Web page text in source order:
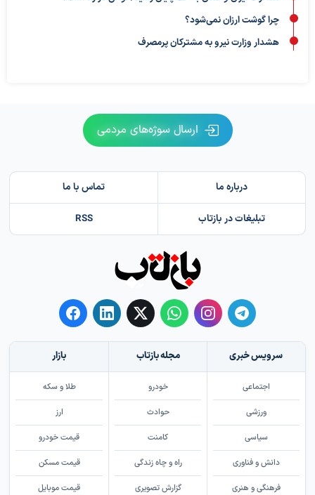
چرا گوشت ارزان نمی‌شود؟
هشدار وزارت نیرو به مشترکان پرمصرف
ارسال سوژه‌های مردمی
درباره ما تماس با ما
تبلیغات در بازتاب RSS
سرویس خبری
اجتماعی
ورزشی
سیاسی
دانش و فناوری
فرهنگی و هنری
مجله بازتاب
خودرو
حوادث
کامنت
راه و چاه زندگی
گزارش تصویری
بازار
طلا و سکه
ارز
قیمت خودرو
قیمت مسکن
قیمت موبایل